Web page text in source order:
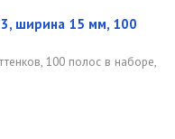
ширина 15 мм, 100
100 полос в наборе,